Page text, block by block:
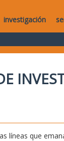
investigación
líneas que